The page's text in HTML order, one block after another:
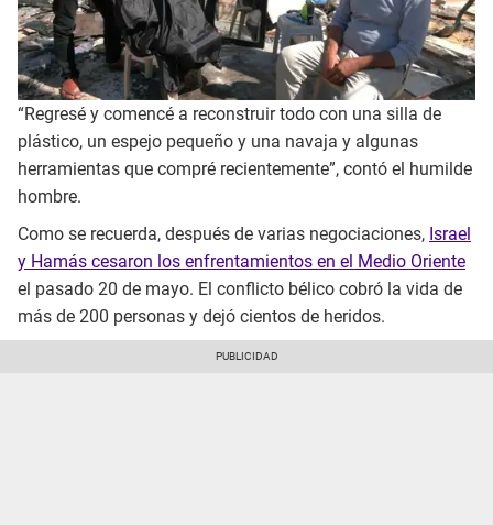
“Regresé y comencé a reconstruir todo con una silla de
plástico, un espejo pequeño y una navaja y algunas
herramientas que compré recientemente”, contó el humilde
hombre.
Como se recuerda, después de varias negociaciones, Israel
y Hamás cesaron los enfrentamientos en el Medio Oriente
el pasado 20 de mayo. El conflicto bélico cobró la vida de
más de 200 personas y dejó cientos de heridos.